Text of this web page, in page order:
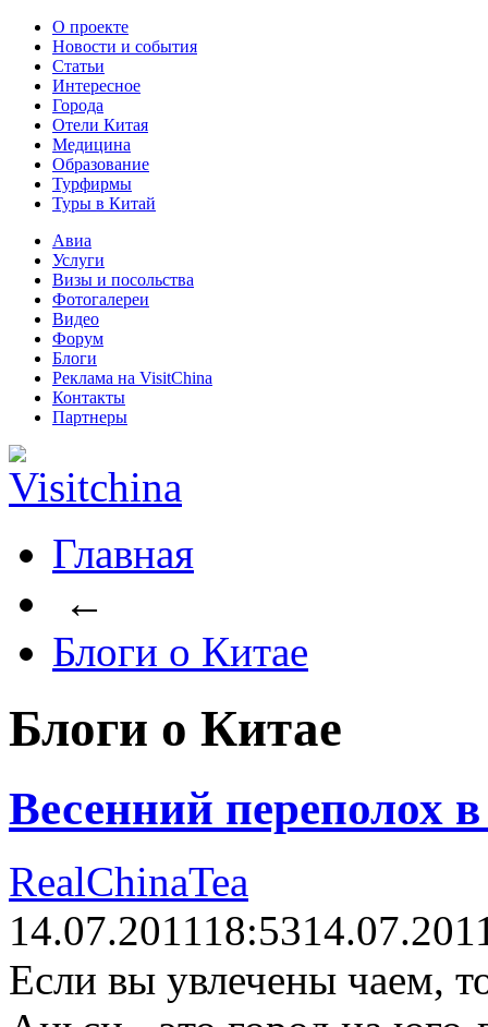
О проекте
Новости и события
Статьи
Интересное
Города
Отели Китая
Медицина
Образование
Турфирмы
Туры в Китай
Авиа
Услуги
Визы и посольства
Фотогалереи
Видео
Форум
Блоги
Реклама на VisitChina
Контакты
Партнеры
Главная
←
Блоги о Китае
Блоги о Китае
Весенний переполох
RealChinaTea
14.07.201118:53
Если вы увлечены чаем,